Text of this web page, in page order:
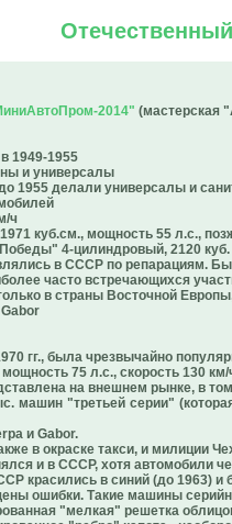
2014" (мастерская
1949-1955
и универсалы
1955 делали универсалы и
ч
куб.см., мощность 55 л.с.,
4-цилиндровый, 2120 куб.
в СССР по репарациям.
часто встречающихся
в страны Восточной
гг., была чрезвычайно
75 л.с., скорость 130 км/
на внешнем рынке, в
машин "третьей серии"
и Gabor.
в окраске такси, и милиции
и в СССР, хотя автомобили
красились в синий (до 1963)
ошибки. Такие машины
"мелкая" решетка